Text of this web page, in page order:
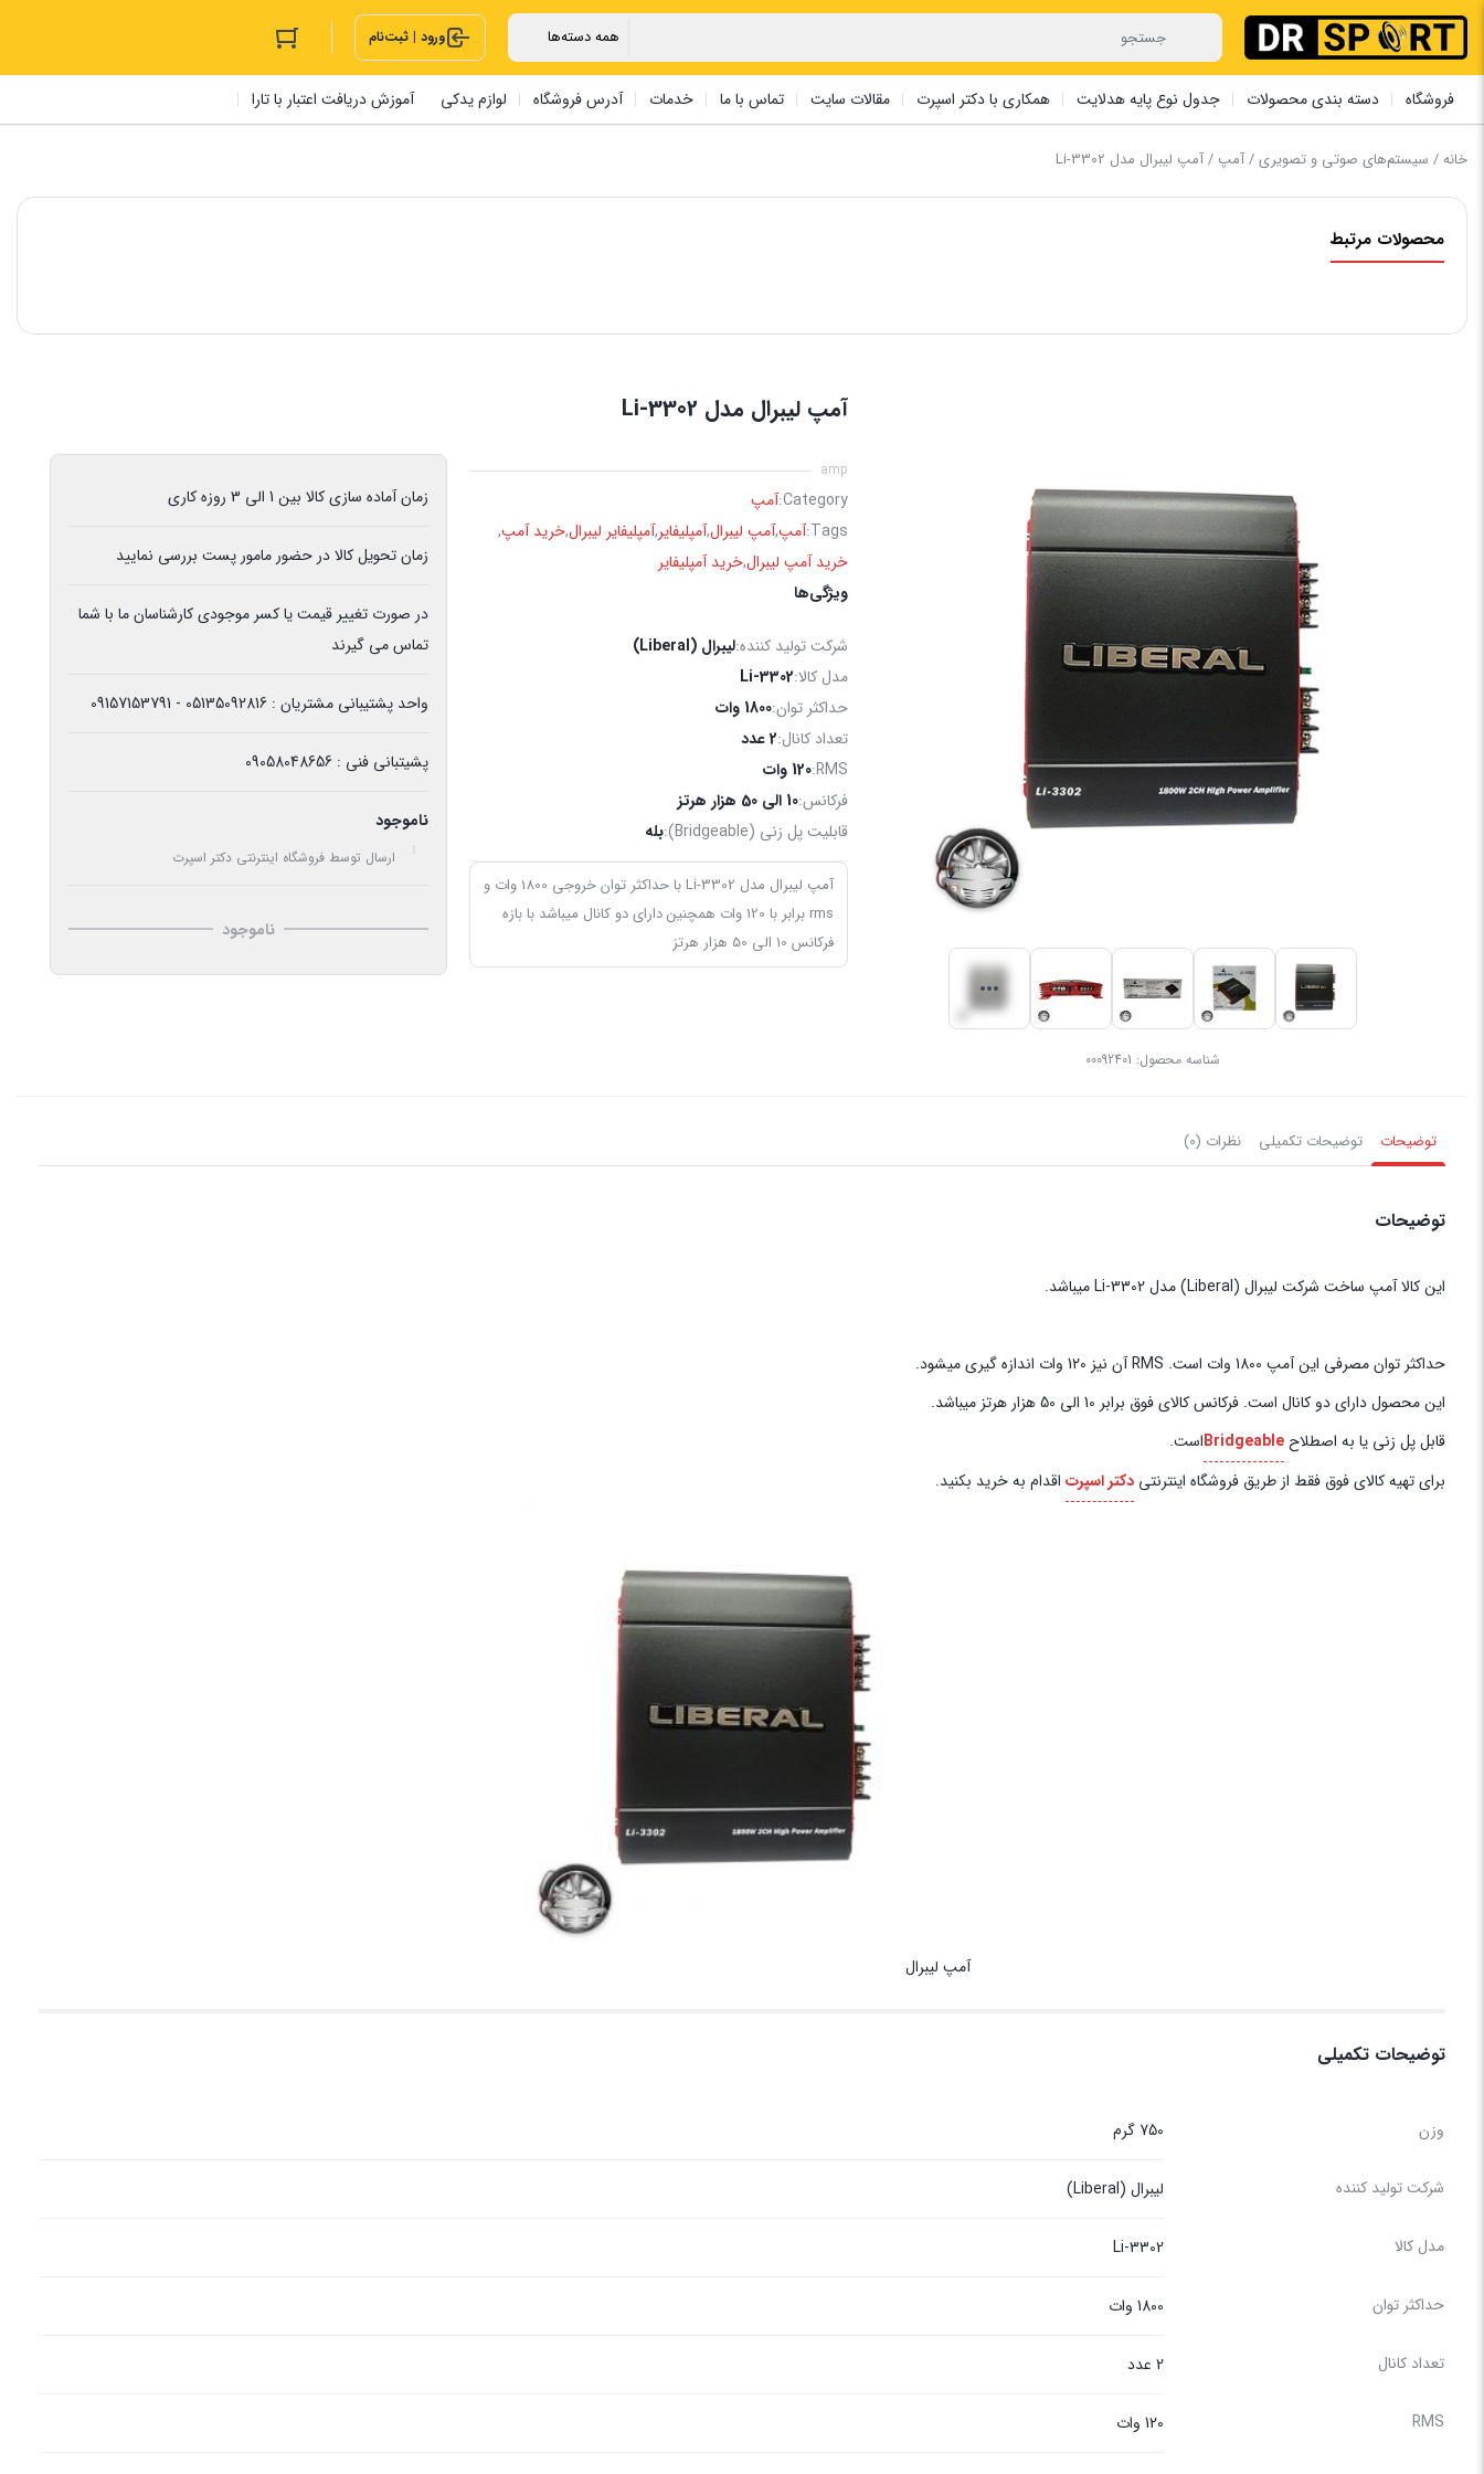
ورود | ثبت‌نام
فروشگاه دسته بندی محصولات جدول نوع پایه هدلایت همکاری با دکتر اسپرت مقالات سایت تماس با ما خدمات آدرس فروشگاه لوازم یدکی آموزش دریافت اعتبار با تارا
خانه/ سیستم‌های صوتی و تصویری/آمپ / آمپ لیبرال مدل Li-3302
محصولات مرتبط
شناسه محصول: 00092401
آمپ لیبرال مدل Li-3302
amp
Category:آمپ
Tags: آمپ,آمپ لیبرال,آمپلیفایر,آمپلیفایر لیبرال,خرید آمپ,
خرید آمپ لیبرال,خرید آمپلیفایر
ویژگی‌ها
شرکت تولید کننده:لیبرال (Liberal)
مدل کالا:Li-3302
حداکثر توان:1800 وات
تعداد کانال:2 عدد
RMS:120 وات
فرکانس:10 الی 50 هزار هرتز
قابلیت پل زنی (Bridgeable):
بله
آمپ لیبرال مدل Li-3302 با حداکثر توان خروجی 1800 وات و
rms برابر با 120 وات همچنین دارای دو کانال میباشد با بازه
فرکانس 10 الی 50 هزار هرتز
زمان آماده سازی کالا بین 1 الی 3 روزه کاری
زمان تحویل کالا در حضور مامور پست بررسی نمایید
در صورت تغییر قیمت یا کسر موجودی کارشناسان ما با شما
تماس می گیرند
واحد پشتیبانی مشتریان : 05135092816 - 09157153791
پشیتبانی فنی : 09058048656
ناموجود
ارسال توسط فروشگاه اینترنتی دکتر اسپرت
ناموجود
توضیحات توضیحات تکمیلی نظرات (0)
توضیحات
این کالا آمپ ساخت شرکت لیبرال (Liberal) مدل Li-3302 میباشد.
حداکثر توان مصرفی این آمپ 1800 وات است. RMS آن نیز 120 وات اندازه گیری میشود.
این محصول دارای دو کانال است. فرکانس کالای فوق برابر 10 الی 50 هزار هرتز میباشد.
قابل پل زنی یا به اصطلاحBridgeableاست.
برای تهیه کالای فوق فقط از طریق فروشگاه اینترنتی دکتر اسپرت اقدام به خرید بکنید.
آمپ لیبرال
توضیحات تکمیلی
وزن 750 گرم
شرکت تولید کننده لیبرال (Liberal)
مدل کالا Li-3302
حداکثر توان 1800 وات
تعداد کانال 2 عدد
RMS 120 وات